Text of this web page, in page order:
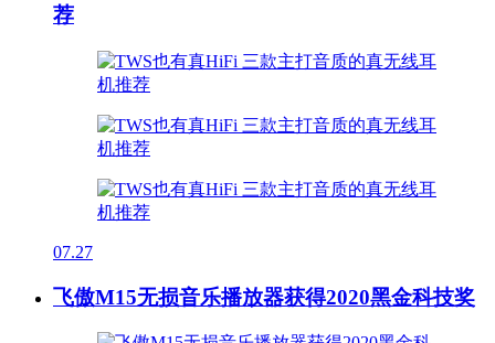
荐
07.27
飞傲M15无损音乐播放器获得2020黑金科技奖